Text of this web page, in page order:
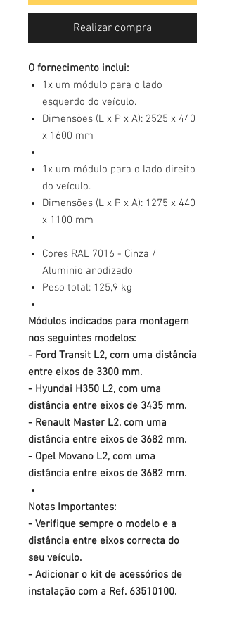
Realizar compra
O fornecimento inclui:
1x um módulo para o lado
esquerdo do veículo.
Dimensões (L x P x A): 2525 x 440
x 1600 mm
1x um módulo para o lado direito
do veículo.
Dimensões (L x P x A): 1275 x 440
x 1100 mm
Cores RAL 7016 - Cinza /
Aluminio anodizado
Peso total: 125,9 kg
Módulos indicados para montagem
nos seguintes modelos:
- Ford Transit L2, com uma distância
entre eixos de 3300 mm.
- Hyundai H350 L2, com uma
distância entre eixos de 3435 mm.
- Renault Master L2, com uma
distância entre eixos de 3682 mm.
- Opel Movano L2, com uma
distância entre eixos de 3682 mm.
Notas Importantes:
- Verifique sempre o modelo e a
distância entre eixos correcta do
seu veículo.
- Adicionar o kit de acessórios de
instalação com a Ref. 63510100.